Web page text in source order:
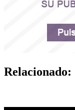
Relacionado: